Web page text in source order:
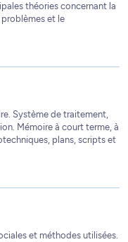
théories concernant la
et le
Système de traitement,
Mémoire à court terme, à
plans, scripts et
et méthodes utilisées.